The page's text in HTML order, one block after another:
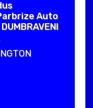
Auto